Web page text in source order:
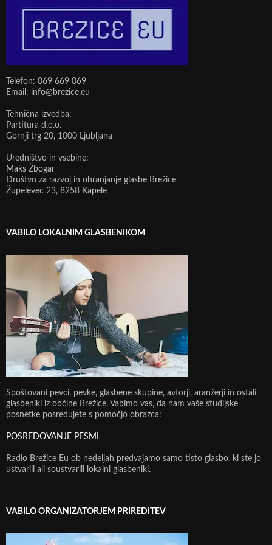
Telefon: 069 669 069
Email: info@brezice.eu
Tehnična izvedba:
Partitura d.o.o.
Gornji trg 20, 1000 Ljubljana
Uredništvo in vsebine:
Maks Žbogar
Društvo za razvoj in ohranjanje glasbe Brežice
Župelevec 23, 8258 Kapele
VABILO LOKALNIM GLASBENIKOM
Spoštovani pevci, pevke, glasbene skupine, avtorji, aranžerji in ostali
glasbeniki iz občine Brežice. Vabimo vas, da nam vaše studijske
posnetke posredujete s pomočjo obrazca:
POSREDOVANJE PESMI
Radio Brežice Eu ob nedeljah predvajamo samo tisto glasbo, ki ste jo
ustvarili ali soustvarili lokalni glasbeniki.
VABILO ORGANIZATORJEM PRIREDITEV